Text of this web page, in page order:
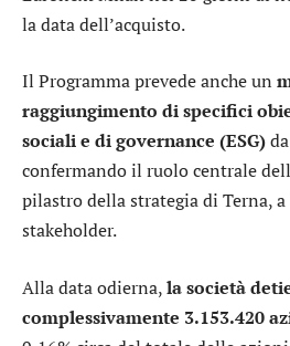
la data dell’acquisto.
Il Programma prevede anche un
raggiungimento di specifici
sociali e di governance (ESG)
confermando il ruolo centrale
pilastro della strategia di Terna,
stakeholder.
Alla data odierna,la società
complessivamente 3.153.420